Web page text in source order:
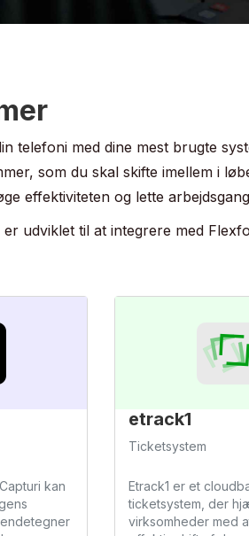
AI-drevet
Live
INTEGRATIONER
MATERIALER
PRISER
telefoni med dine mest brugte
som du skal skifte imellem i
effektiviteten og lette
udviklet til at integrere med
kan
etrack1
Ticketsystem
Etrack1 er et
ticketsystem, der
virksomheder med